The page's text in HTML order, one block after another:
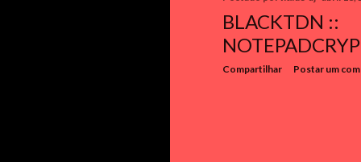
BLACKTDN ::
Compartilhar Postar um